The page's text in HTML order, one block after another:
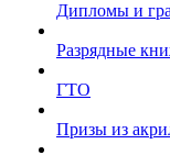
Дипломы и
Разрядные
ГТО
Призы из